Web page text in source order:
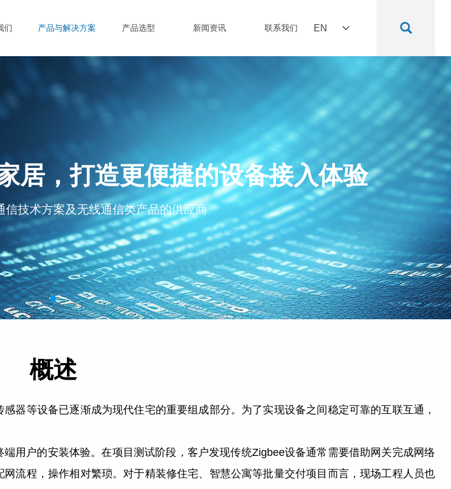
们 产品与解决方案 产品选型 新闻资讯 联系我们 EN
居，打造更便捷的设备接入体验
信技术方案及无线通信类产品的供应商
概述
器等设备已逐渐成为现代住宅的重要组成部分。为了实现设备之间稳定可靠的互联互通，
用户的安装体验。在项目测试阶段，客户发现传统Zigbee设备通常需要借助网关完成网络
流程，操作相对繁琐。对于精装修住宅、智慧公寓等批量交付项目而言，现场工程人员也